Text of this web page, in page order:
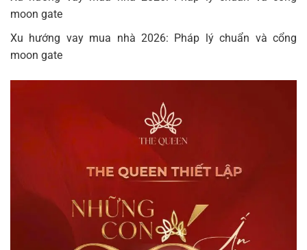
moon gate
Xu hướng vay mua nhà 2026: Pháp lý chuẩn và cổng
moon gate